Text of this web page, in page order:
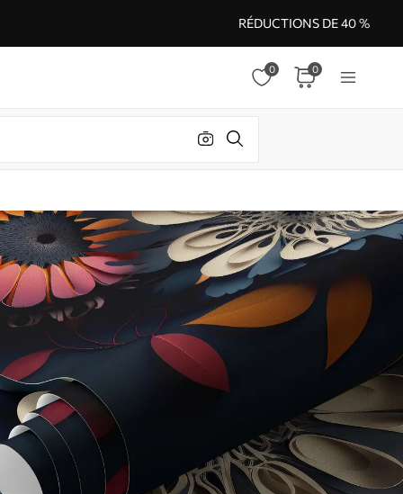
RÉDUCTIONS DE 40 %
0 0